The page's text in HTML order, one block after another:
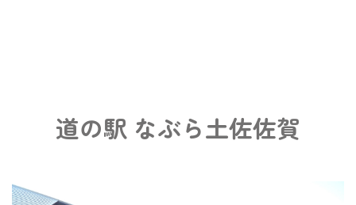
道の駅 なぶら土佐佐賀